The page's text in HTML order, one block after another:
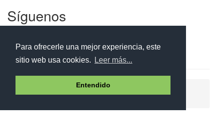
Para ofrecerle una mejor experiencia, este
sitio web usa cookies.
Leer más...
Entendido
Síguenos
Aviso legal